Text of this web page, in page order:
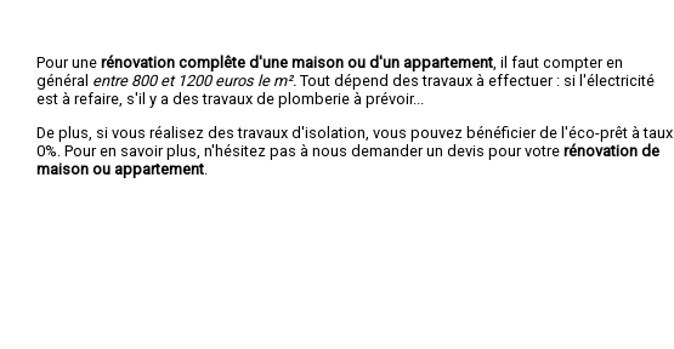
Pour une rénovation complête d'une maison ou d'un appartement , il faut compter en
général entre 800 et 1200 euros le m². Tout dépend des travaux à effectuer : si l'électricité
est à refaire, s'il y a des travaux de plomberie à prévoir...
De plus, si vous réalisez des travaux d'isolation, vous pouvez bénéficier de l'éco-prêt à taux
0%. Pour en savoir plus, n'hésitez pas à nous demander un devis pour votre rénovation de
maison ou appartement